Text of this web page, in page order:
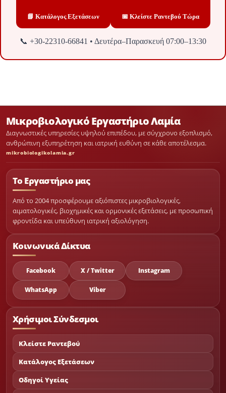
📘 Κατάλογος Εξετάσεων 📅 Κλείστε Ραντεβού Τώρα
📞 +30-22310-66841 • Δευτέρα–Παρασκευή 07:00–13:30
Μικροβιολογικό Εργαστήριο Λαμία
Διαγνωστικές υπηρεσίες υψηλού επιπέδου, με σύγχρονο εξοπλισμό,
ανθρώπινη εξυπηρέτηση και ιατρική ευθύνη σε κάθε αποτέλεσμα.
mikrobiologikolamia.gr
Το Εργαστήριο μας
Από το 2004 προσφέρουμε αξιόπιστες μικροβιολογικές,
αιματολογικές, βιοχημικές και ορμονικές εξετάσεις, με προσωπική
φροντίδα και υπεύθυνη ιατρική αξιολόγηση.
Κοινωνικά Δίκτυα
Facebook X / Twitter Instagram
WhatsApp Viber
Χρήσιμοι Σύνδεσμοι
Κλείστε Ραντεβού
Κατάλογος Εξετάσεων
Οδηγοί Υγείας